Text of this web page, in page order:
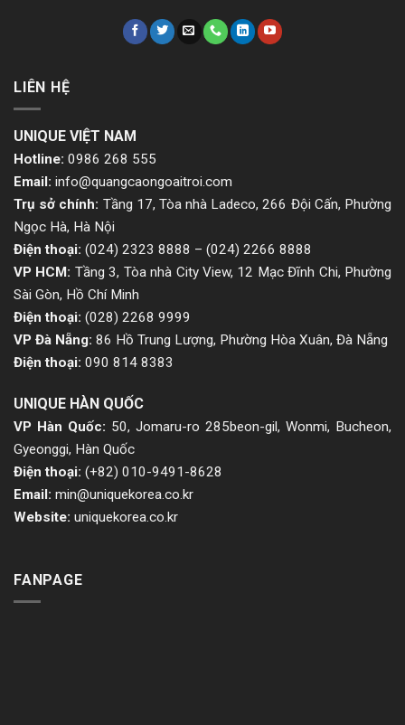
LIÊN HỆ
UNIQUE VIỆT NAM
Hotline: 0986 268 555
Email: info@quangcaongoaitroi.com
Trụ sở chính: Tầng 17, Tòa nhà Ladeco, 266 Đội Cấn, Phường
Ngọc Hà, Hà Nội
Điện thoại: (024) 2323 8888 – (024) 2266 8888
VP HCM: Tầng 3, Tòa nhà City View, 12 Mạc Đĩnh Chi, Phường
Sài Gòn, Hồ Chí Minh
Điện thoại: (028) 2268 9999
VP Đà Nẵng: 86 Hồ Trung Lượng, Phường Hòa Xuân, Đà Nẵng
Điện thoại: 090 814 8383
UNIQUE HÀN QUỐC
VP Hàn Quốc: 50, Jomaru-ro 285beon-gil, Wonmi, Bucheon,
Gyeonggi, Hàn Quốc
Điện thoại: (+82) 010-9491-8628
Email: min@uniquekorea.co.kr
Website: uniquekorea.co.kr
FANPAGE